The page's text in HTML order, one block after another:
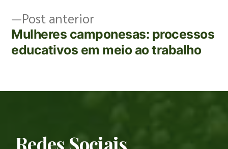
Post anterior
Mulheres camponesas: processos
educativos em meio ao trabalho
Redes Sociais